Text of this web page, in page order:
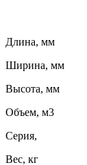
Длина, мм
Ширина, мм
Высота, мм
Объем, м3
Серия,
Вес, кг